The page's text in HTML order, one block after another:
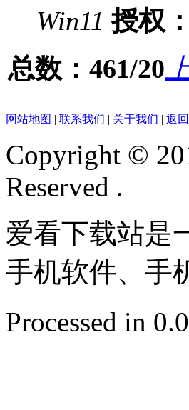
Win11 授权：
总数：461/20
网站地图 | 联系我们 | 关于我们 | 返
Copyright ©
Reserved .
爱看下载站是
手机软件、手
Processed in